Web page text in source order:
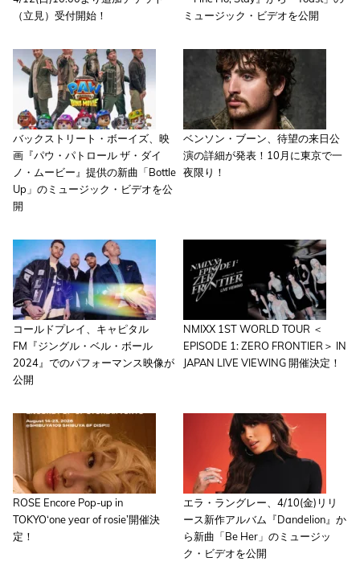
（立見）受付開始！
ミュージック・ビデオを公開
バックストリート・ボーイズ、映
画『パウ・パトロール ザ・ダイ
ノ・ムービー』提供の新曲「Bottle
Up」のミュージック・ビデオを公
開
ベンソン・ブーン、待望の来日公
演の詳細が発表！10月に東京で一
夜限り！
コールドプレイ、キャピタル
FM『ジングル・ベル・ボール
2024』でのパフォーマンス映像が
公開
NMIXX 1ST WORLD TOUR ＜
EPISODE 1: ZERO FRONTIER＞ IN
JAPAN LIVE VIEWING 開催決定！
ROSE Encore Pop-up in
TOKYO‘one year of rosie’開催決
定！
エラ・ラングレー、4/10(金)リリ
ース新作アルバム『Dandelion』か
ら新曲「Be Her」のミュージッ
ク・ビデオを公開